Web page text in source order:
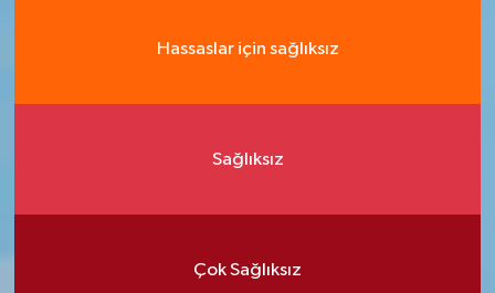
Hassaslar için sağlıksız
Sağlıksız
Çok Sağlıksız